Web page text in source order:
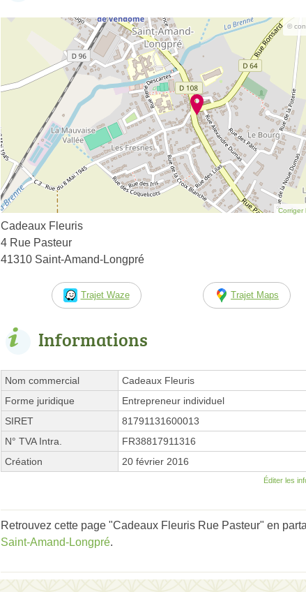
©
Corriger
Cadeaux Fleuris
4 Rue Pasteur
41310 Saint-Amand-Longpré
Trajet Waze Trajet Maps
Informations
Nom commercial
Cadeaux Fleuris
Forme juridique
Entrepreneur individuel
SIRET
81791131600013
N° TVA Intra.
FR38817911316
Création
20 février 2016
Éditer les
Retrouvez cette page "Cadeaux Fleuris Rue Pasteur" en
Saint-Amand-Longpré.